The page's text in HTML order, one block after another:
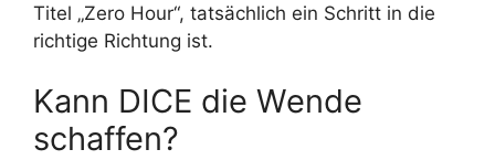
Titel „Zero Hour“, tatsächlich ein Schritt in die
richtige Richtung ist.
Kann DICE die Wende
schaffen?